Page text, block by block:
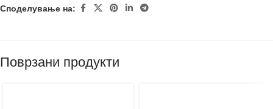
Споделување на:
Поврзани продукти